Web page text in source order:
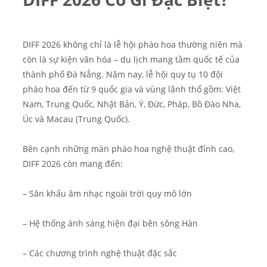
DIFF 2026 không chỉ là lễ hội pháo hoa thường niên mà
còn là sự kiện văn hóa – du lịch mang tầm quốc tế của
thành phố Đà Nẵng. Năm nay, lễ hội quy tụ 10 đội
pháo hoa đến từ 9 quốc gia và vùng lãnh thổ gồm: Việt
Nam, Trung Quốc, Nhật Bản, Ý, Đức, Pháp, Bồ Đào Nha,
Úc và Macau (Trung Quốc).
Bên cạnh những màn pháo hoa nghệ thuật đỉnh cao,
DIFF 2026 còn mang đến:
– Sân khấu âm nhạc ngoài trời quy mô lớn
– Hệ thống ánh sáng hiện đại bên sông Hàn
– Các chương trình nghệ thuật đặc sắc